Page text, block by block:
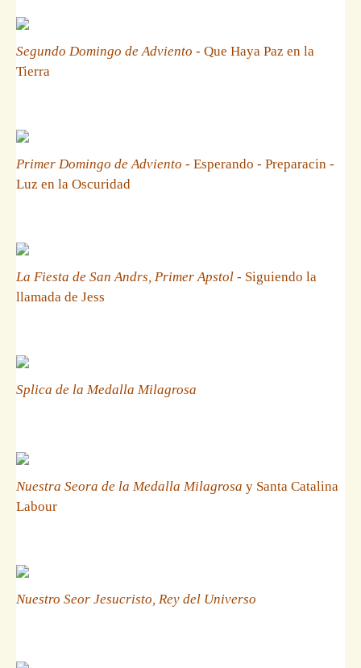
Segundo Domingo de Adviento - Que Haya Paz en la
Tierra
Primer Domingo de Adviento - Esperando - Preparacin -
Luz en la Oscuridad
La Fiesta de San Andrs, Primer Apstol - Siguiendo la
llamada de Jess
Splica de la Medalla Milagrosa
Nuestra Seora de la Medalla Milagrosa y Santa Catalina
Labour
Nuestro Seor Jesucristo, Rey del Universo